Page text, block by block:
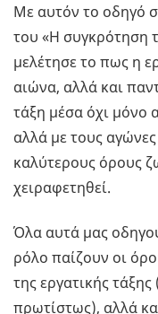
Με αυτόν το οδηγό
του «Η συγκρότηση
μελέτησε το πως η
αιώνα, αλλά και
τάξη μέσα όχι μόνο
αλλά με τους
καλύτερους όρους
χειραφετηθεί.
Όλα αυτά μας
ρόλο παίζουν οι
της εργατικής
πρωτίστως), αλλά